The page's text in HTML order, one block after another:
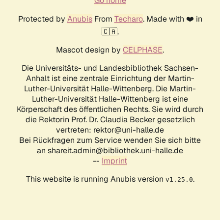
Protected by AnubisFrom Techaro. Made with ❤️ in
🇨🇦.
Mascot design by CELPHASE.
Die Universitäts- und Landesbibliothek Sachsen-
Anhalt ist eine zentrale Einrichtung der Martin-
Luther-Universität Halle-Wittenberg. Die Martin-
Luther-Universität Halle-Wittenberg ist eine
Körperschaft des öffentlichen Rechts. Sie wird durch
die Rektorin Prof. Dr. Claudia Becker gesetzlich
vertreten: rektor@uni-halle.de
Bei Rückfragen zum Service wenden Sie sich bitte
an shareit.admin@bibliothek.uni-halle.de
-- Imprint
This website is running Anubis version v1.25.0.